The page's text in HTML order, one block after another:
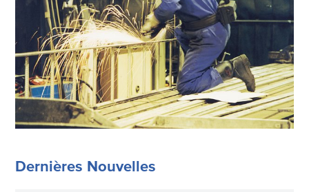
Dernières Nouvelles